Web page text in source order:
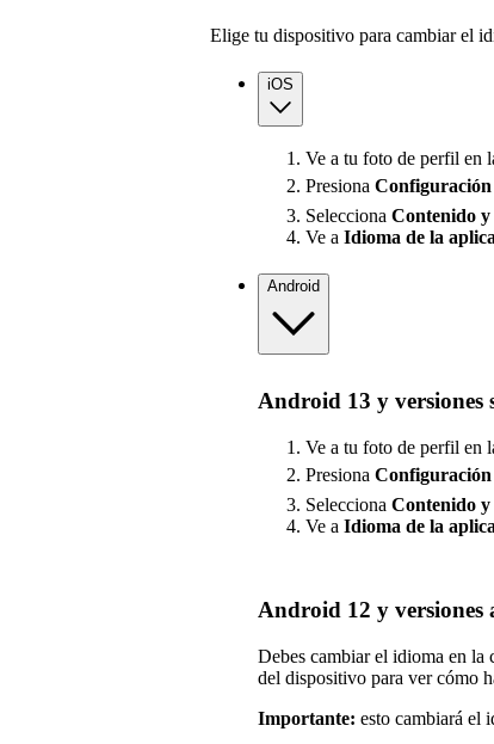
Elige tu dispositivo para cambiar el
iOS
Ve a tu foto de perfil en
Presiona Configuración
Selecciona Contenido y
Ve a Idioma de la
Android
Android 13 y versiones
Ve a tu foto de perfil en
Presiona Configuración
Selecciona Contenido y
Ve a Idioma de la
Android 12 y versiones
Debes cambiar el idioma en
del dispositivo para ver cómo
Importante: esto cambiará el